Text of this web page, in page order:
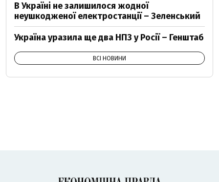
В Україні не залишилося жодної
неушкодженої електростанції – Зеленський
Україна уразила ще два НПЗ у Росії – Генштаб
ВСІ НОВИНИ